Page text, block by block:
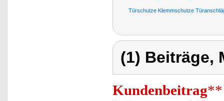
Türschutze Klemmschutze
(1) Beiträge,
Kundenbeitrag**